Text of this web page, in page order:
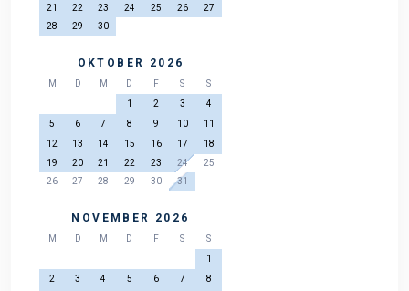
21
22 23 24 25 26
27
28
29 30
OKTOBER 2026
M D M D F S
S
1
2 3
4
5
6 7 8 9 10
11
12
13 14 15 16 17
18
19
20 21 22 23 24
25
26
27 28 29 30 31
NOVEMBER 2026
M D M D F S
S
1
2
3 4 5 6 7
8